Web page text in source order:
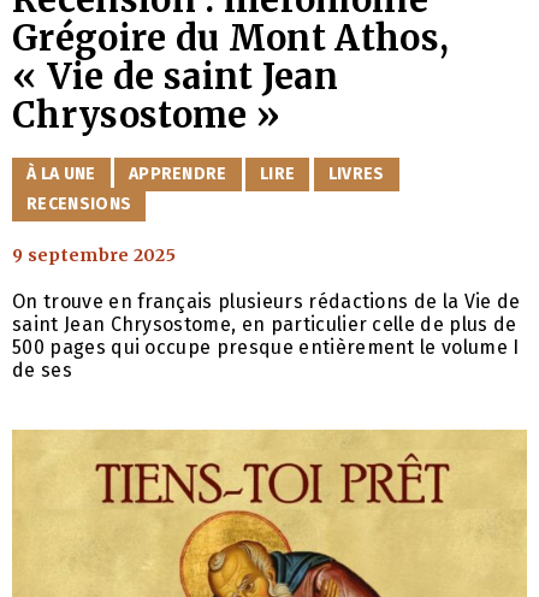
Grégoire du Mont Athos,
« Vie de saint Jean
Chrysostome »
CATÉGORIES
À LA UNE APPRENDRE LIRE
LIVRES
RECENSIONS
9 septembre 2025
On trouve en français plusieurs rédactions de la Vie de
saint Jean Chrysostome, en particulier celle de plus de
500 pages qui occupe presque entièrement le volume I
de ses